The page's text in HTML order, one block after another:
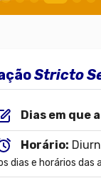
Stricto
Dias em que
Horário:
dias e horários das